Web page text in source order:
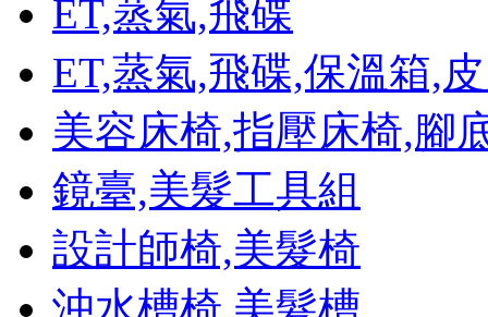
ET,蒸氣,飛碟
ET,蒸氣,飛碟,保溫箱,
美容床椅,指壓床椅,腳
鏡臺,美髮工具組
設計師椅,美髮椅
沖水槽椅,美髮槽